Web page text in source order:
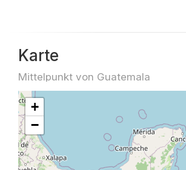
Karte
Mittelpunkt von Guatemala
+
−